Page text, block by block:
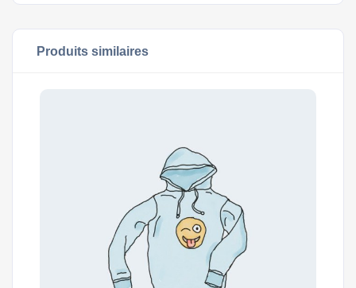
Produits similaires